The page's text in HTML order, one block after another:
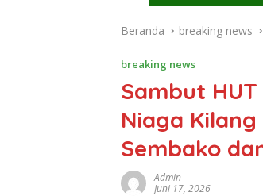
Beranda breaking news
breaking news
Sambut HUT
Niaga
Sembako
Admin
Juni 17, 2026